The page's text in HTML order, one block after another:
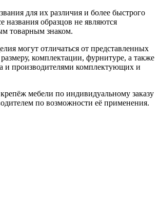
для их различия и более быстрого
названия образцов не являются
товарным знаком.
могут отличаться от представленных
комплектации, фурнитуре, а также
и производителями комплектующих и
мебели по индивидуальному заказу
по возможности её применения.